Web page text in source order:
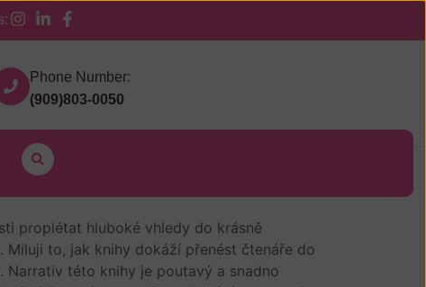
Phone Number:
(909)803-0050
Pickup
proplétat hluboké vhledy do krásně
to, jak knihy dokáží přenést čtenáře do
této knihy je poutavý a snadno